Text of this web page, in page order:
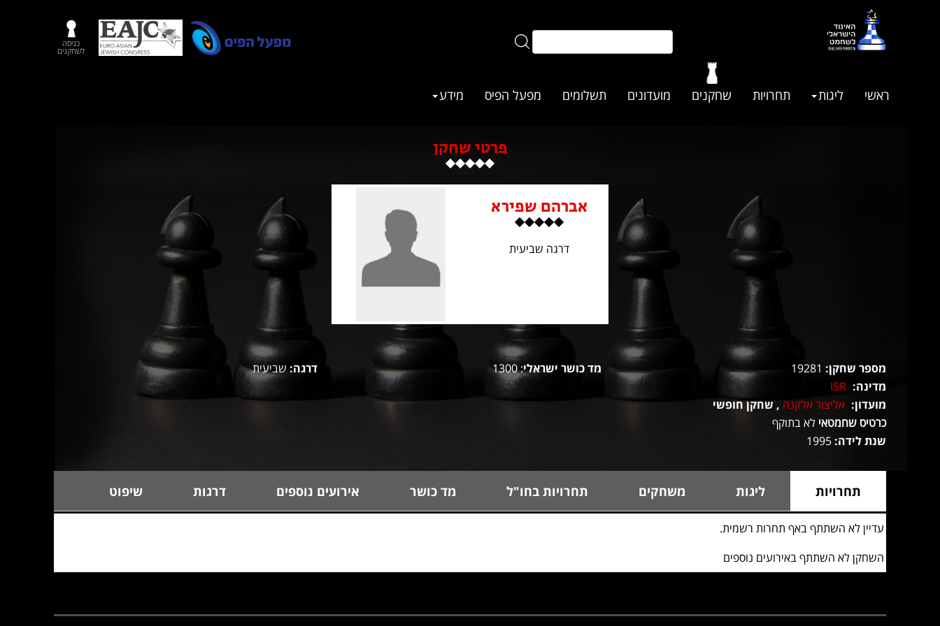
כניסה
לשחקנים
ראשי ליגות תחרויות שחקנים מועדונים תשלומים מפעל הפיס מידע
פרטי שחקן
אברהם שפירא
דרגה שביעית
מספר שחקן:
מדינה: ISR
מועדון: אליצור אלקנה , שחקן חופשי
כרטיס שחמטאי לא בתוקף
שנת לידה:
מד כושר ישראלי: 1300 דרגה: שביעית
תחרויות ליגות משחקים תחרויות בחו"ל מד כושר אירועים נוספים דרגות שיפוט
עדיין לא השתתף באף תחרות רשמית.
השחקן לא השתתף באירועים נוספים